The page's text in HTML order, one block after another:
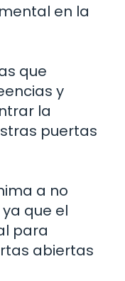
en la
que
y
la
puertas
a no
que el
para
abiertas